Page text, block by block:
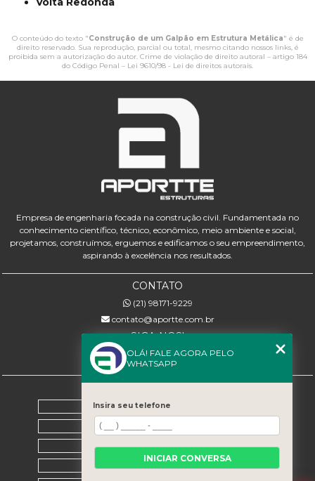
O conteúdo do texto "Construção de um Galpão em Estrutura Metálica" é de
direito reservado. Sua reprodução, parcial ou total, mesmo citando nossos links, é
proibida sem a autorização do autor. Crime de violação de direito autoral – artigo 184
do Código Penal – Lei 9610/98 - Lei de direitos autorais.
Empresa de engenharia focada na construção civil. Fundamentada no
conhecimento científico, técnico, econômico, meio ambiente e social,
projetamos, construímos, erguemos e edificamos o seu empreendimento,
aspirando à excelência nos resultados.
CONTATO
(21) 98171-9229
contato@aportte.com.br
SIGA-NOS!
Home
Sobre nós
Serviços
Contato
OLÁ! FALE AGORA PELO
WHATSAPP
Insira seu telefone
INICIAR CONVERSA